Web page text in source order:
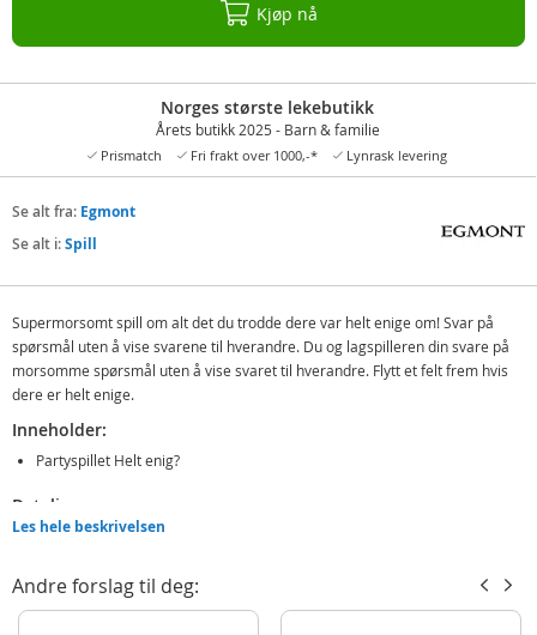
Kjøp nå
Norges største lekebutikk
Årets butikk 2025 - Barn & familie
Prismatch Fri frakt over 1000,-* Lynrask levering
Se alt fra: Egmont
Se alt i:Spill
Supermorsomt spill om alt det du trodde dere var helt enige om! Svar på
spørsmål uten å vise svarene til hverandre. Du og lagspilleren din svare på
morsomme spørsmål uten å vise svaret til hverandre. Flytt et felt frem hvis
dere er helt enige.
Inneholder:
Partyspillet Helt enig?
Detaljer:
Antall spillere: 4-8 lag
Alder: fra 15 år
Les hele beskrivelsen
Andre forslag til deg: